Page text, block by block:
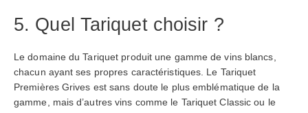
5. Quel Tariquet choisir ?
Le domaine du Tariquet produit une gamme de vins blancs,
chacun ayant ses propres caractéristiques. Le Tariquet
Premières Grives est sans doute le plus emblématique de la
gamme, mais d’autres vins comme le Tariquet Classic ou le